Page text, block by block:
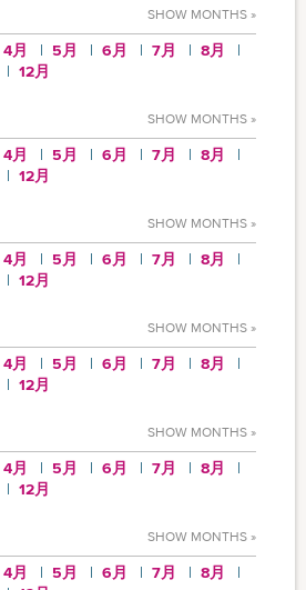
SHOW MONTHS »
4月 5月 6月 7月
8月
12月
SHOW MONTHS »
4月 5月 6月 7月
8月
12月
SHOW MONTHS »
4月 5月 6月 7月
8月
12月
SHOW MONTHS »
4月 5月 6月 7月
8月
12月
SHOW MONTHS »
4月 5月 6月 7月
8月
12月
SHOW MONTHS »
4月 5月 6月 7月
8月